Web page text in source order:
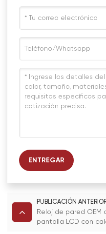
ENTREGAR
PUBLICACIÓN
Reloj de pared OEM
pantalla LCD con